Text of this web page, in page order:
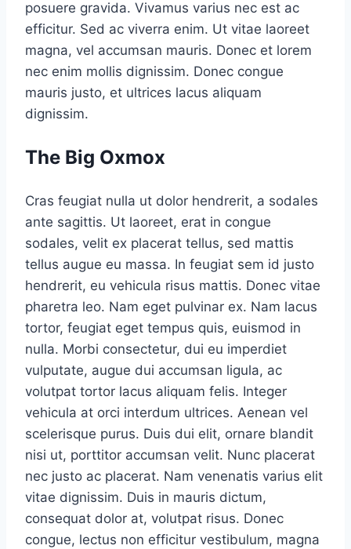
posuere gravida. Vivamus varius nec est ac
efficitur. Sed ac viverra enim. Ut vitae laoreet
magna, vel accumsan mauris. Donec et lorem
nec enim mollis dignissim. Donec congue
mauris justo, et ultrices lacus aliquam
dignissim.
The Big Oxmox
Cras feugiat nulla ut dolor hendrerit, a sodales
ante sagittis. Ut laoreet, erat in congue
sodales, velit ex placerat tellus, sed mattis
tellus augue eu massa. In feugiat sem id justo
hendrerit, eu vehicula risus mattis. Donec vitae
pharetra leo. Nam eget pulvinar ex. Nam lacus
tortor, feugiat eget tempus quis, euismod in
nulla. Morbi consectetur, dui eu imperdiet
vulputate, augue dui accumsan ligula, ac
volutpat tortor lacus aliquam felis. Integer
vehicula at orci interdum ultrices. Aenean vel
scelerisque purus. Duis dui elit, ornare blandit
nisi ut, porttitor accumsan velit. Nunc placerat
nec justo ac placerat. Nam venenatis varius elit
vitae dignissim. Duis in mauris dictum,
consequat dolor at, volutpat risus. Donec
congue, lectus non efficitur vestibulum, magna